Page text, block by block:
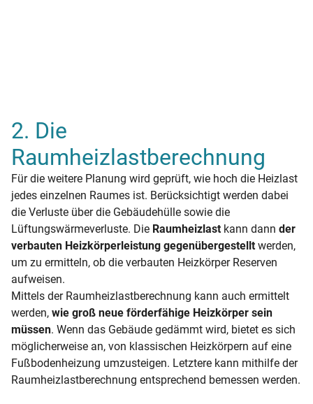
2. Die
Raumheizlastberechnung
Für die weitere Planung wird geprüft, wie hoch die Heizlast
jedes einzelnen Raumes ist. Berücksichtigt werden dabei
die Verluste über die Gebäudehülle sowie die
Lüftungswärmeverluste. Die Raumheizlast kann dann der
verbauten Heizkörperleistung gegenübergestellt werden,
um zu ermitteln, ob die verbauten Heizkörper Reserven
aufweisen.
Mittels der Raumheizlastberechnung kann auch ermittelt
werden, wie groß neue förderfähige Heizkörper sein
müssen. Wenn das Gebäude gedämmt wird, bietet es sich
möglicherweise an, von klassischen Heizkörpern auf eine
Fußbodenheizung umzusteigen. Letztere kann mithilfe der
Raumheizlastberechnung entsprechend bemessen werden.